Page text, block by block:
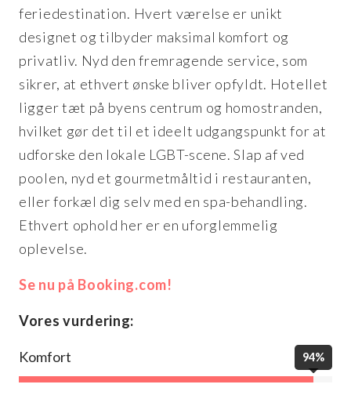
feriedestination. Hvert værelse er unikt
designet og tilbyder maksimal komfort og
privatliv. Nyd den fremragende service, som
sikrer, at ethvert ønske bliver opfyldt. Hotellet
ligger tæt på byens centrum og homostranden,
hvilket gør det til et ideelt udgangspunkt for at
udforske den lokale LGBT-scene. Slap af ved
poolen, nyd et gourmetmåltid i restauranten,
eller forkæl dig selv med en spa-behandling.
Ethvert ophold her er en uforglemmelig
oplevelse.
Se nu på Booking.com!
Vores vurdering:
Komfort 94%